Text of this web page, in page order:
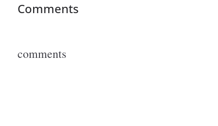
Comments
comments